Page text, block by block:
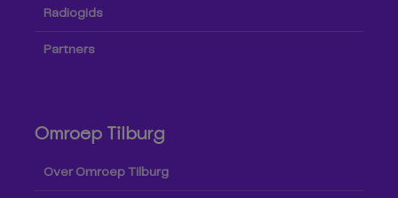
Radiogids
Partners
Omroep Tilburg
Over Omroep Tilburg